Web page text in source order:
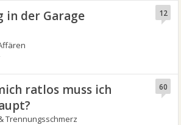
in der Garage
12
ratlos muss ich
Trennungsschmerz
60